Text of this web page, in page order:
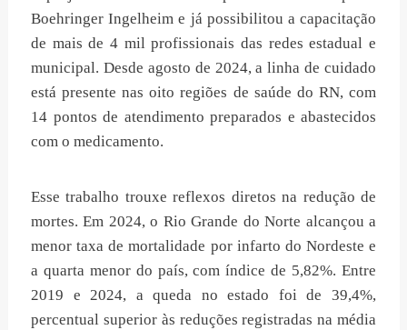
Boehringer Ingelheim e já possibilitou a capacitação
de mais de 4 mil profissionais das redes estadual e
municipal. Desde agosto de 2024, a linha de cuidado
está presente nas oito regiões de saúde do RN, com
14 pontos de atendimento preparados e abastecidos
com o medicamento.
Esse trabalho trouxe reflexos diretos na redução de
mortes. Em 2024, o Rio Grande do Norte alcançou a
menor taxa de mortalidade por infarto do Nordeste e
a quarta menor do país, com índice de 5,82%. Entre
2019 e 2024, a queda no estado foi de 39,4%,
percentual superior às reduções registradas na média